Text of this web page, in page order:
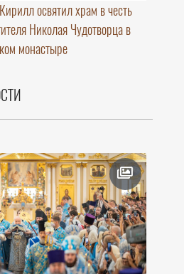
освятил храм в честь
Николая Чудотворца в
монастыре